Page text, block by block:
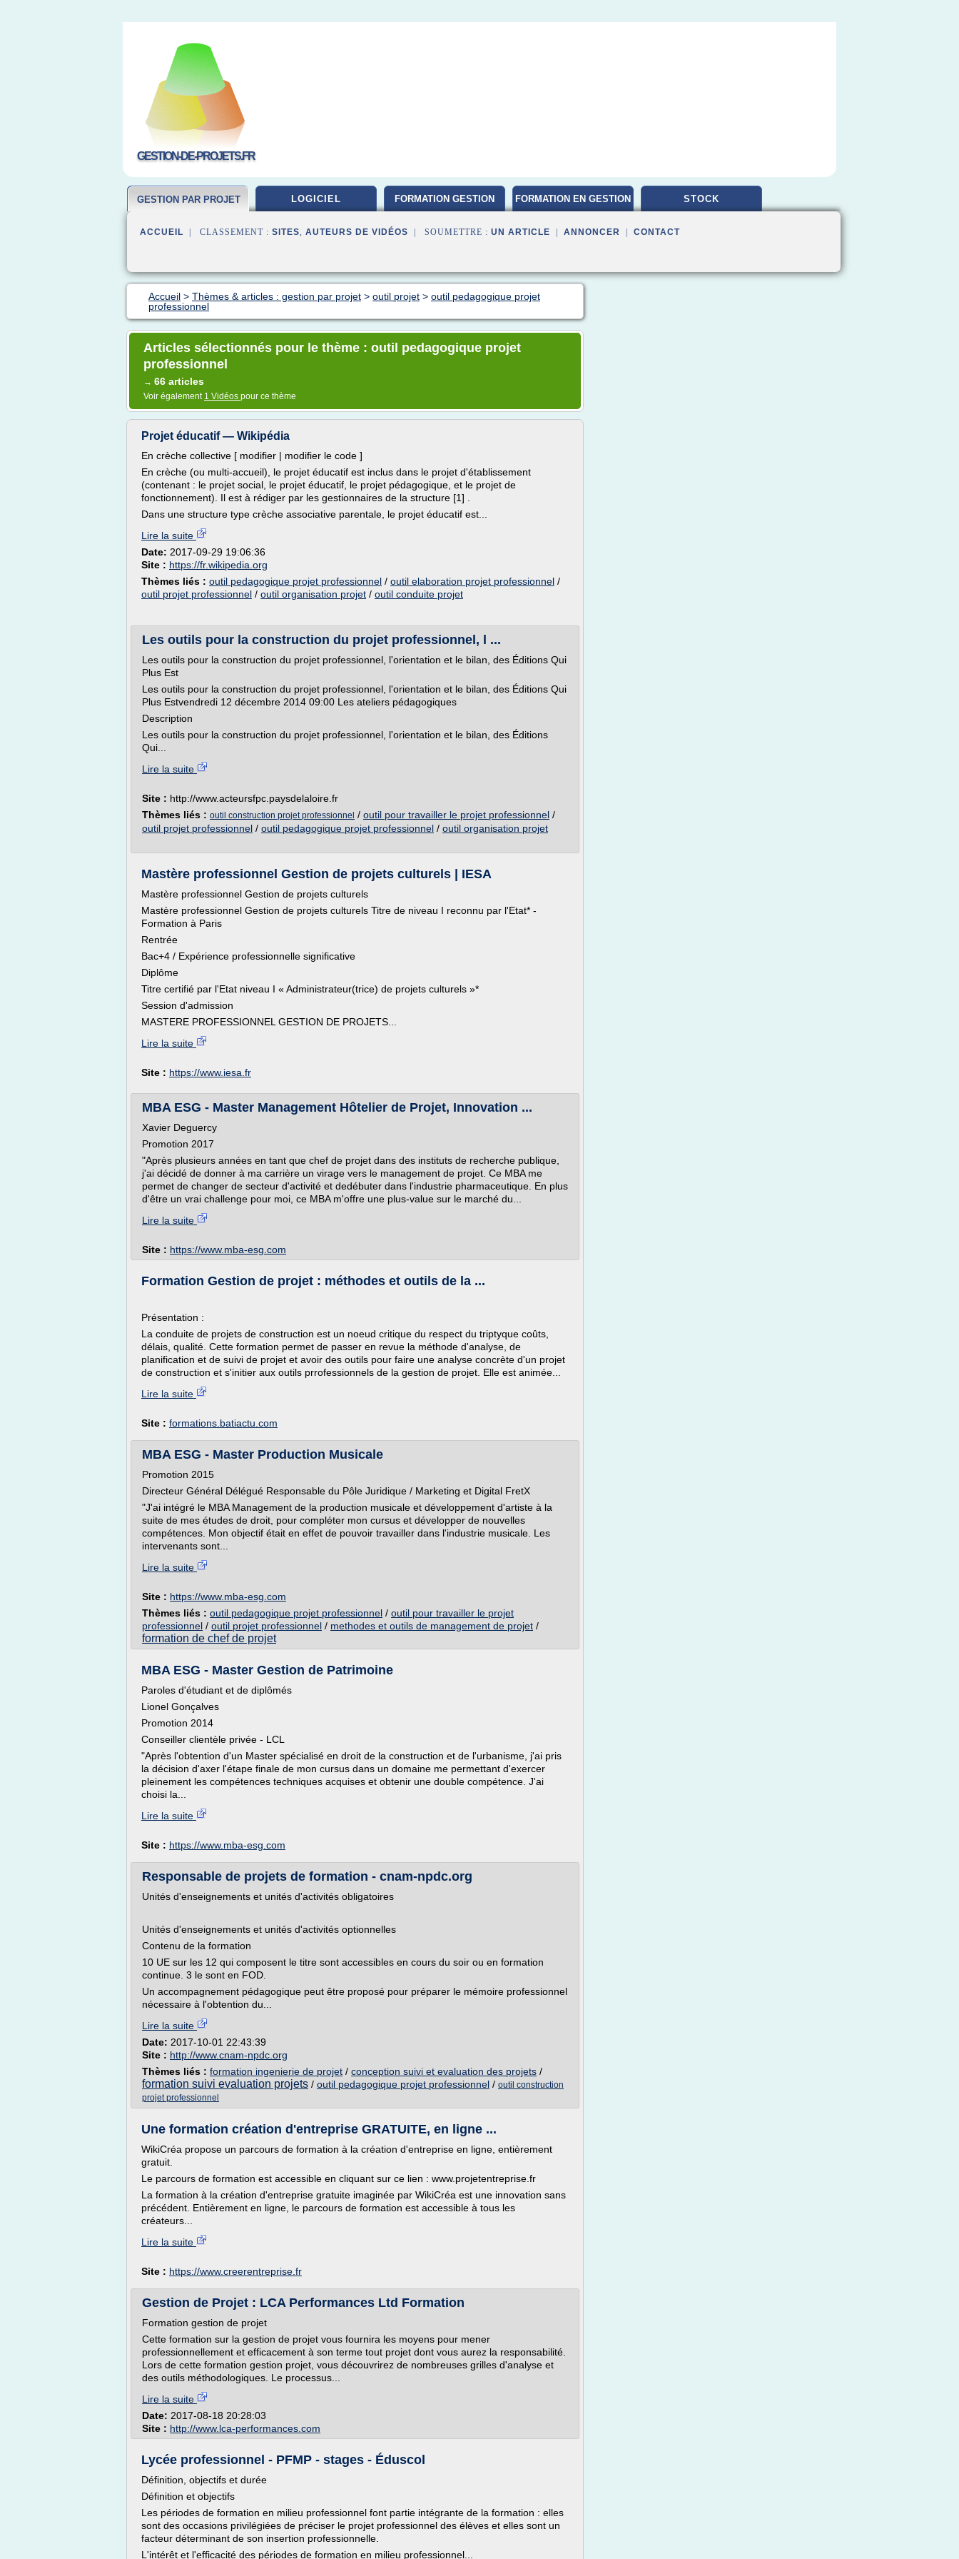
GESTION-DE-PROJETS.FR
GESTION PAR PROJET LOGICIEL FORMATION GESTION FORMATION EN GESTION STOCK
ACCUEIL | CLASSEMENT : SITES, AUTEURS DE VIDÉOS | SOUMETTRE : UN ARTICLE ANNONCER CONTACT
Accueil > Thèmes & articles : gestion par projet > outil projet > outil pedagogique projet
professionnel
Articles sélectionnés pour le thème : outil pedagogique projet
professionnel
→ 66 articles
Voir également 1 Vidéos pour ce thème
Projet éducatif — Wikipédia
En crèche collective [ modifier | modifier le code ]
En crèche (ou multi-accueil), le projet éducatif est inclus dans le projet d'établissement
(contenant : le projet social, le projet éducatif, le projet pédagogique, et le projet de
fonctionnement). Il est à rédiger par les gestionnaires de la structure [1] .
Dans une structure type crèche associative parentale, le projet éducatif est...
Lire la suite
Date: 2017-09-29 19:06:36
Site : https://fr.wikipedia.org
Thèmes liés : outil pedagogique projet professionnel / outil elaboration projet professionnel /
outil projet professionnel / outil organisation projet / outil conduite projet
Les outils pour la construction du projet professionnel, l ...
Les outils pour la construction du projet professionnel, l'orientation et le bilan, des Éditions Qui
Plus Est
Les outils pour la construction du projet professionnel, l'orientation et le bilan, des Éditions Qui
Plus Estvendredi 12 décembre 2014 09:00 Les ateliers pédagogiques
Description
Les outils pour la construction du projet professionnel, l'orientation et le bilan, des Éditions
Qui...
Lire la suite
Site : http://www.acteursfpc.paysdelaloire.fr
Thèmes liés : outil construction projet professionnel / outil pour travailler le projet professionnel /
outil projet professionnel / outil pedagogique projet professionnel / outil organisation projet
Mastère professionnel Gestion de projets culturels | IESA
Mastère professionnel Gestion de projets culturels
Mastère professionnel Gestion de projets culturels Titre de niveau I reconnu par l'Etat* -
Formation à Paris
Rentrée
Bac+4 / Expérience professionnelle significative
Diplôme
Titre certifié par l'Etat niveau I « Administrateur(trice) de projets culturels »*
Session d'admission
MASTERE PROFESSIONNEL GESTION DE PROJETS...
Lire la suite
Site : https://www.iesa.fr
MBA ESG - Master Management Hôtelier de Projet, Innovation ...
Xavier Deguercy
Promotion 2017
"Après plusieurs années en tant que chef de projet dans des instituts de recherche publique,
j'ai décidé de donner à ma carrière un virage vers le management de projet. Ce MBA me
permet de changer de secteur d'activité et dedébuter dans l'industrie pharmaceutique. En plus
d'être un vrai challenge pour moi, ce MBA m'offre une plus-value sur le marché du...
Lire la suite
Site : https://www.mba-esg.com
Formation Gestion de projet : méthodes et outils de la ...
Présentation :
La conduite de projets de construction est un noeud critique du respect du triptyque coûts,
délais, qualité. Cette formation permet de passer en revue la méthode d'analyse, de
planification et de suivi de projet et avoir des outils pour faire une analyse concrète d'un projet
de construction et s'initier aux outils prrofessionnels de la gestion de projet. Elle est animée...
Lire la suite
Site : formations.batiactu.com
MBA ESG - Master Production Musicale
Promotion 2015
Directeur Général Délégué Responsable du Pôle Juridique / Marketing et Digital FretX
"J'ai intégré le MBA Management de la production musicale et développement d'artiste à la
suite de mes études de droit, pour compléter mon cursus et développer de nouvelles
compétences. Mon objectif était en effet de pouvoir travailler dans l'industrie musicale. Les
intervenants sont...
Lire la suite
Site : https://www.mba-esg.com
Thèmes liés : outil pedagogique projet professionnel / outil pour travailler le projet
professionnel / outil projet professionnel / methodes et outils de management de projet /
formation de chef de projet
MBA ESG - Master Gestion de Patrimoine
Paroles d'étudiant et de diplômés
Lionel Gonçalves
Promotion 2014
Conseiller clientèle privée - LCL
"Après l'obtention d'un Master spécialisé en droit de la construction et de l'urbanisme, j'ai pris
la décision d'axer l'étape finale de mon cursus dans un domaine me permettant d'exercer
pleinement les compétences techniques acquises et obtenir une double compétence. J'ai
choisi la...
Lire la suite
Site : https://www.mba-esg.com
Responsable de projets de formation - cnam-npdc.org
Unités d'enseignements et unités d'activités obligatoires
Unités d'enseignements et unités d'activités optionnelles
Contenu de la formation
10 UE sur les 12 qui composent le titre sont accessibles en cours du soir ou en formation
continue. 3 le sont en FOD.
Un accompagnement pédagogique peut être proposé pour préparer le mémoire professionnel
nécessaire à l'obtention du...
Lire la suite
Date: 2017-10-01 22:43:39
Site : http://www.cnam-npdc.org
Thèmes liés : formation ingenierie de projet / conception suivi et evaluation des projets /
formation suivi evaluation projets / outil pedagogique projet professionnel / outil construction
projet professionnel
Une formation création d'entreprise GRATUITE, en ligne ...
WikiCréa propose un parcours de formation à la création d'entreprise en ligne, entièrement
gratuit.
Le parcours de formation est accessible en cliquant sur ce lien : www.projetentreprise.fr
La formation à la création d'entreprise gratuite imaginée par WikiCréa est une innovation sans
précédent. Entièrement en ligne, le parcours de formation est accessible à tous les
créateurs...
Lire la suite
Site : https://www.creerentreprise.fr
Gestion de Projet : LCA Performances Ltd Formation
Formation gestion de projet
Cette formation sur la gestion de projet vous fournira les moyens pour mener
professionnellement et efficacement à son terme tout projet dont vous aurez la responsabilité.
Lors de cette formation gestion projet, vous découvrirez de nombreuses grilles d'analyse et
des outils méthodologiques. Le processus...
Lire la suite
Date: 2017-08-18 20:28:03
Site : http://www.lca-performances.com
Lycée professionnel - PFMP - stages - Éduscol
Définition, objectifs et durée
Définition et objectifs
Les périodes de formation en milieu professionnel font partie intégrante de la formation : elles
sont des occasions privilégiées de préciser le projet professionnel des élèves et elles sont un
facteur déterminant de son insertion professionnelle.
L'intérêt et l'efficacité des périodes de formation en milieu professionnel...